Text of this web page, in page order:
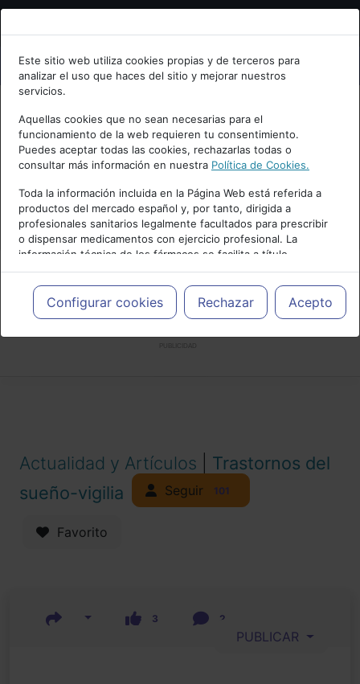
Bienvenid@ a psiquiatria.com
Escribe tu Email
Accede o regístrate con tu email.
Cancelar
Este sitio web utiliza cookies propias y de terceros para
analizar el uso que haces del sitio y mejorar nuestros
servicios.
Aquellas cookies que no sean necesarias para el
funcionamiento de la web requieren tu consentimiento.
Puedes aceptar todas las cookies, rechazarlas todas o
consultar más información en nuestra Política de Cookies.
Toda la información incluida en la Página Web está referida a
productos del mercado español y, por tanto, dirigida a
profesionales sanitarios legalmente facultados para prescribir
o dispensar medicamentos con ejercicio profesional. La
información técnica de los fármacos se facilita a título
meramente informativo, siendo responsabilidad de los
profesionales facultados prescribir medicamentos y decidir, en
cada caso concreto, el tratamiento más adecuado a las
necesidades del paciente.
Configurar cookies Rechazar Acepto
Actualidad y Artículos
Trastornos del
sueño-vigilia
Seguir 101
Favorito
3 2
PUBLICAR